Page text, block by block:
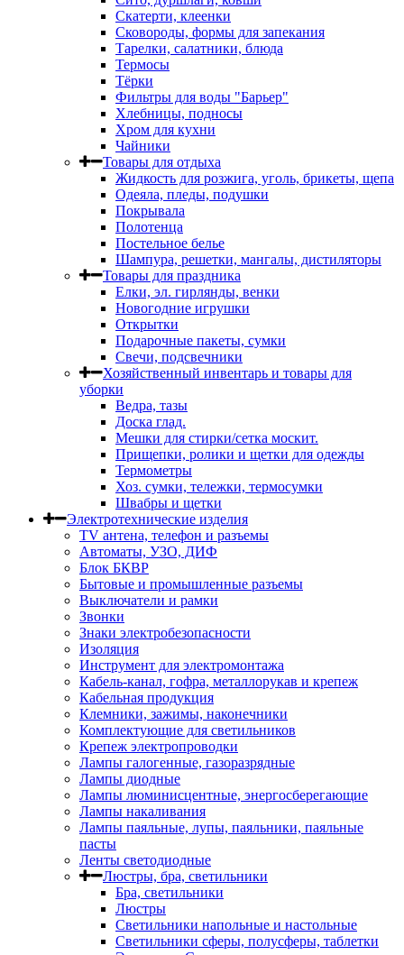
Скатерти, клеенки
Сковороды, формы для запекания
Тарелки, салатники, блюда
Термосы
Тёрки
Фильтры для воды "Барьер"
Хлебницы, подносы
Хром для кухни
Чайники
Товары для отдыха
Жидкость для розжига, уголь, брикеты, щепа
Одеяла, пледы, подушки
Покрывала
Полотенца
Постельное белье
Шампура, решетки, мангалы, дистиляторы
Товары для праздника
Елки, эл. гирлянды, венки
Новогодние игрушки
Открытки
Подарочные пакеты, сумки
Свечи, подсвечники
Хозяйственный инвентарь и товары для
уборки
Ведра, тазы
Доска глад.
Мешки для стирки/сетка москит.
Прищепки, ролики и щетки для одежды
Термометры
Хоз. сумки, тележки, термосумки
Швабры и щетки
Электротехнические изделия
TV aнтена, телефон и разъемы
Автоматы, УЗО, ДИФ
Блок БКВР
Бытовые и промышленные разъемы
Выключатели и рамки
Звонки
Знаки электробезопасности
Изоляция
Инструмент для электромонтажа
Кабель-канал, гофра, металлорукав и крепеж
Кабельная продукция
Клемники, зажимы, наконечники
Комплектующие для светильников
Крепеж электропроводки
Лампы галогенные, газоразрядные
Лампы диодные
Лампы люминисцентные, энергосберегающие
Лампы накаливания
Лампы паяльные, лупы, паяльники, паяльные
пасты
Ленты светодиодные
Люстры, бра, светильники
Бра, светильники
Люстры
Светильники напольные и настольные
Светильники сферы, полусферы, таблетки